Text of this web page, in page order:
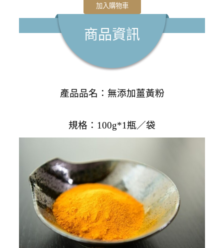
加入購物車
商品資訊
產品品名：無添加薑黃粉
規格： 100g*1瓶／袋